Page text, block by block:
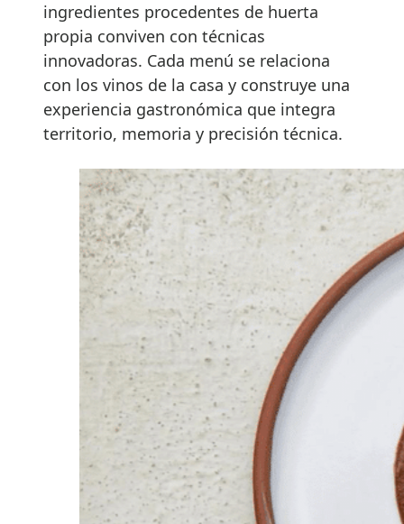
ingredientes procedentes de huerta
propia conviven con técnicas
innovadoras. Cada menú se relaciona
con los vinos de la casa y construye una
experiencia gastronómica que integra
territorio, memoria y precisión técnica.